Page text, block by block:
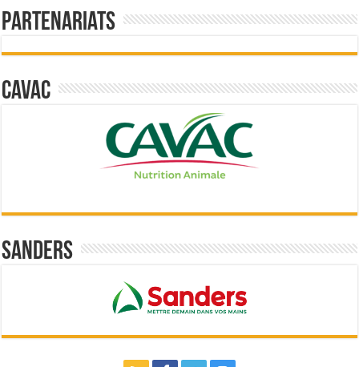
Partenariats
Cavac
Sanders